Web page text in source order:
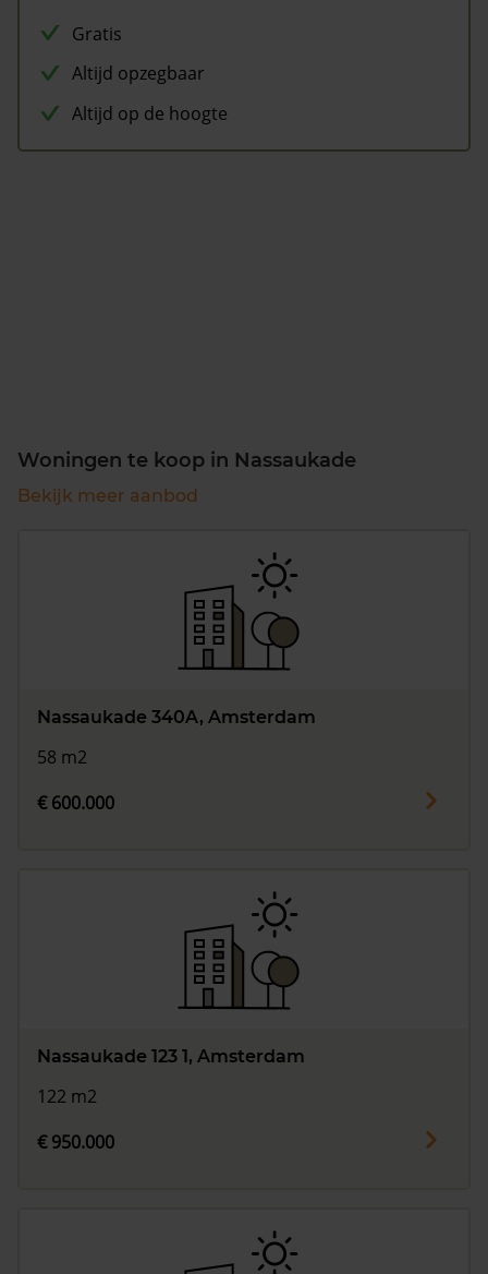
Gratis
Altijd opzegbaar
Altijd op de hoogte
Woningen te koop in Nassaukade
Bekijk meer aanbod
Nassaukade 340A, Amsterdam
58 m2
€ 600.000
Nassaukade 123 1, Amsterdam
122 m2
€ 950.000